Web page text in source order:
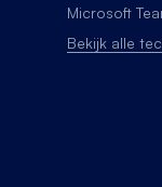
Microsoft
Bekijk alle